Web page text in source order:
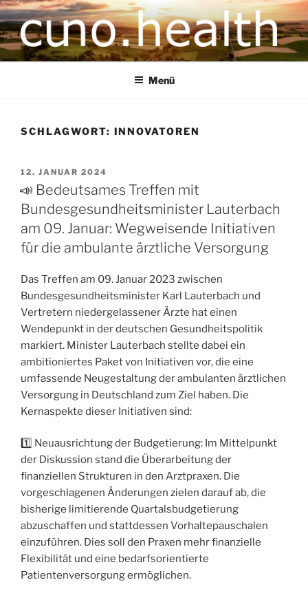
CUNO.HEALTH
Ihre zukunftsorientierte Gesundheitsversorgung
Menü
SCHLAGWORT: INNOVATOREN
12. JANUAR 2024
📣 Bedeutsames Treffen mit
Bundesgesundheitsminister Lauterbach
am 09. Januar: Wegweisende Initiativen
für die ambulante ärztliche Versorgung
Das Treffen am 09. Januar 2023 zwischen
Bundesgesundheitsminister Karl Lauterbach und
Vertretern niedergelassener Ärzte hat einen
Wendepunkt in der deutschen Gesundheitspolitik
markiert. Minister Lauterbach stellte dabei ein
ambitioniertes Paket von Initiativen vor, die eine
umfassende Neugestaltung der ambulanten ärztlichen
Versorgung in Deutschland zum Ziel haben. Die
Kernaspekte dieser Initiativen sind:
1️⃣ Neuausrichtung der Budgetierung: Im Mittelpunkt
der Diskussion stand die Überarbeitung der
finanziellen Strukturen in den Arztpraxen. Die
vorgeschlagenen Änderungen zielen darauf ab, die
bisherige limitierende Quartalsbudgetierung
abzuschaffen und stattdessen Vorhaltepauschalen
einzuführen. Dies soll den Praxen mehr finanzielle
Flexibilität und eine bedarfsorientierte
Patientenversorgung ermöglichen.